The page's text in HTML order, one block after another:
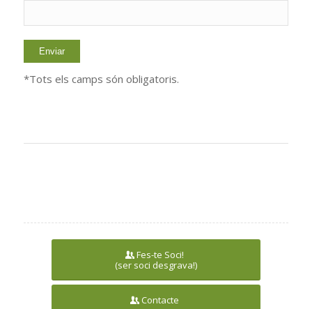
*Tots els camps són obligatoris.
Fes-te Soci!
(ser soci desgrava!)
Contacte